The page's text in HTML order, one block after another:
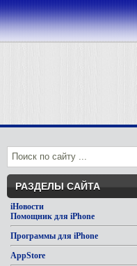
РАЗДЕЛЫ САЙТА
iНовости
Помощник для iPhone
Программы для iPhone
AppStore